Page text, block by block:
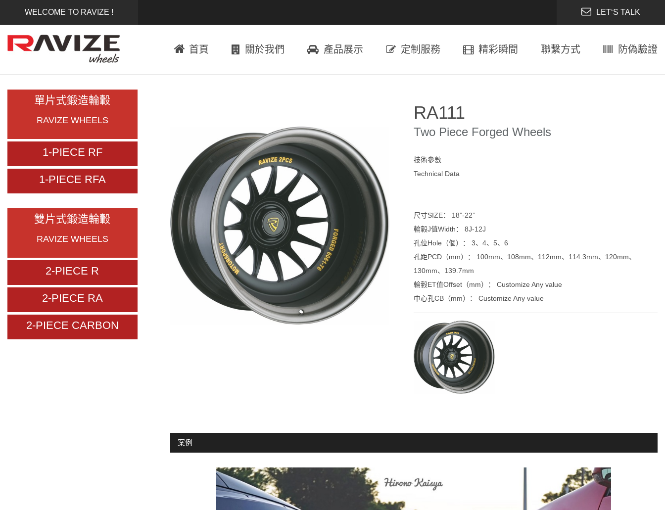
WELCOME TO RAVIZE ! LET‘S TALK
防偽驗證
聯繫方式
精彩瞬間
定制服務
產品展示
關於我們
首頁
單片式鍛造輪轂
RAVIZE WHEELS
1-PIECE RF
1-PIECE RFA
雙片式鍛造輪轂
RAVIZE WHEELS
2-PIECE R
2-PIECE RA
2-PIECE CARBON
RA111
Two Piece Forged Wheels
技術參數
Technical Data
尺寸SIZE： 18”-22”
輪轂J值Width： 8J-12J
孔位Hole（個）： 3、4、5、6
孔距PCD（mm）： 100mm、108mm、112mm、114.3mm、120mm、
130mm、139.7mm
輪轂ET值Offset（mm）： Customize Any value
中心孔CB（mm）： Customize Any value
案例